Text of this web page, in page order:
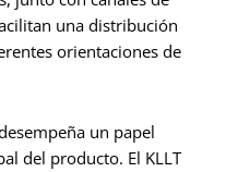
una distribución
orientaciones de
un papel
del producto. El KLLT